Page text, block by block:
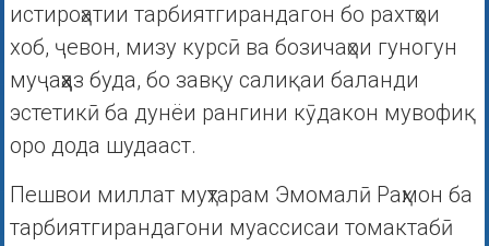
истироҳатии тарбиятгирандагон бо рахтҳои
хоб, ҷевон, мизу курсӣ ва бозичаҳои гуногун
муҷаҳҳаз буда, бо завқу салиқаи баланди
эстетикӣ ба дунёи рангини кӯдакон мувофиқ
оро дода шудааст.
Пешвои миллат муҳтарам Эмомалӣ Раҳмон ба
тарбиятгирандагони муассисаи томактабӣ